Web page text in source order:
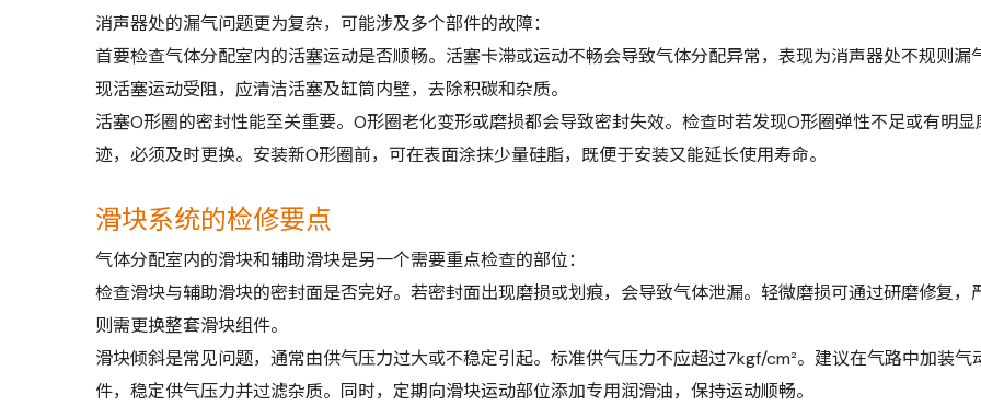
消声器处的漏气问题更为复杂，可能涉及多个部件的故障：
首要检查气体分配室内的活塞运动是否顺畅。活塞卡滞或运动不畅会导致气体分配异常，表现为消声器处不规则漏
现活塞运动受阻，应清洁活塞及缸筒内壁，去除积碳和杂质。
活塞O形圈的密封性能至关重要。O形圈老化变形或磨损都会导致密封失效。检查时若发现O形圈弹性不足或有明显
迹，必须及时更换。安装新O形圈前，可在表面涂抹少量硅脂，既便于安装又能延长使用寿命。
滑块系统的检修要点
气体分配室内的滑块和辅助滑块是另一个需要重点检查的部位：
检查滑块与辅助滑块的密封面是否完好。若密封面出现磨损或划痕，会导致气体泄漏。轻微磨损可通过研磨修复，
则需更换整套滑块组件。
滑块倾斜是常见问题，通常由供气压力过大或不稳定引起。标准供气压力不应超过7kgf/cm²。建议在气路中加装气
件，稳定供气压力并过滤杂质。同时，定期向滑块运动部位添加专用润滑油，保持运动顺畅。